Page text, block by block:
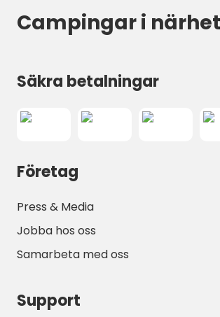
med hoppa på en färja för att
närliggande öar som Korčula.
Campingar i
Säkra betalningar
Företag
Press & Media
Jobba hos oss
Samarbeta med oss
Support